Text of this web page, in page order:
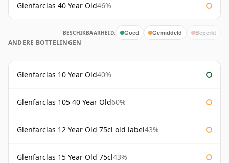
Glenfarclas 40 Year Old46%
BESCHIKBAARHEID: Goed Gemiddeld Beperkt
ANDERE BOTTELINGEN
Glenfarclas 10 Year Old40%
Glenfarclas 105 40 Year Old60%
Glenfarclas 12 Year Old 75cl old label43%
Glenfarclas 15 Year Old 75cl43%